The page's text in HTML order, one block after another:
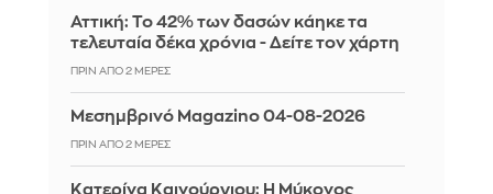
Αττική: Το 42% των δασών κάηκε τα
τελευταία δέκα χρόνια - Δείτε τον χάρτη
ΠΡΙΝ ΑΠΌ 2 ΜΈΡΕΣ
Μεσημβρινό Magazino 04-08-2026
ΠΡΙΝ ΑΠΌ 2 ΜΈΡΕΣ
Κατερίνα Καινούργιου: Η Μύκονος